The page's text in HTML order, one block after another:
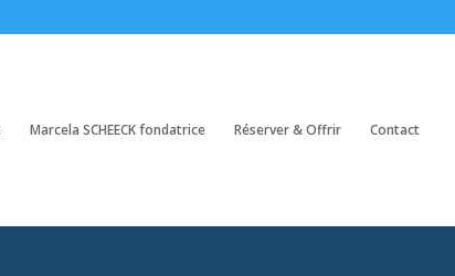
Marcela SCHEECK fondatrice Réserver & Offrir Contact